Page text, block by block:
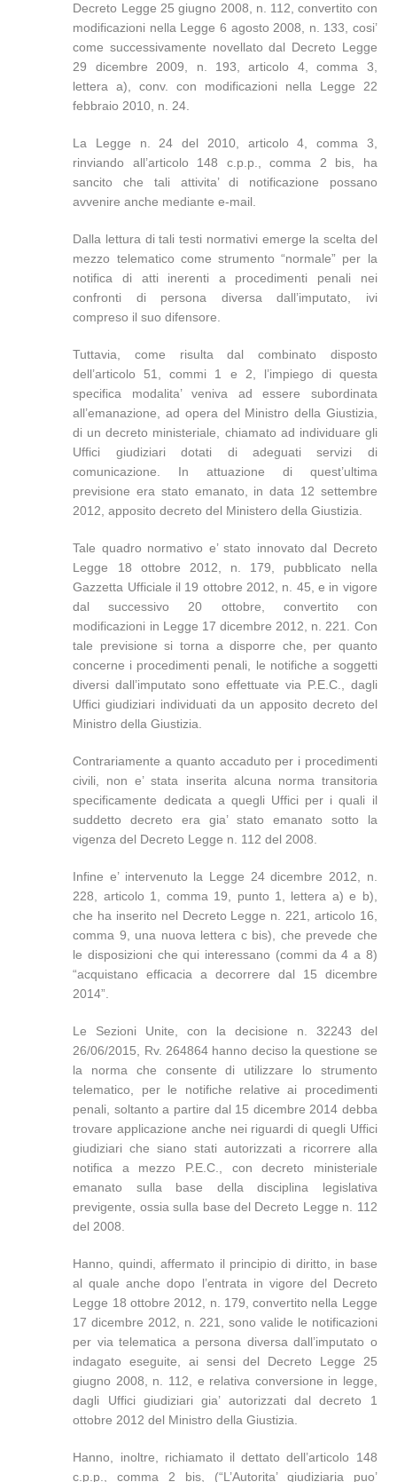
Decreto Legge 25 giugno 2008, n. 112, convertito con
modificazioni nella Legge 6 agosto 2008, n. 133, cosi’
come successivamente novellato dal Decreto Legge
29 dicembre 2009, n. 193, articolo 4, comma 3,
lettera a), conv. con modificazioni nella Legge 22
febbraio 2010, n. 24.
La Legge n. 24 del 2010, articolo 4, comma 3,
rinviando all’articolo 148 c.p.p., comma 2 bis, ha
sancito che tali attivita’ di notificazione possano
avvenire anche mediante e-mail.
Dalla lettura di tali testi normativi emerge la scelta del
mezzo telematico come strumento “normale” per la
notifica di atti inerenti a procedimenti penali nei
confronti di persona diversa dall’imputato, ivi
compreso il suo difensore.
Tuttavia, come risulta dal combinato disposto
dell’articolo 51, commi 1 e 2, l’impiego di questa
specifica modalita’ veniva ad essere subordinata
all’emanazione, ad opera del Ministro della Giustizia,
di un decreto ministeriale, chiamato ad individuare gli
Uffici giudiziari dotati di adeguati servizi di
comunicazione. In attuazione di quest’ultima
previsione era stato emanato, in data 12 settembre
2012, apposito decreto del Ministero della Giustizia.
Tale quadro normativo e’ stato innovato dal Decreto
Legge 18 ottobre 2012, n. 179, pubblicato nella
Gazzetta Ufficiale il 19 ottobre 2012, n. 45, e in vigore
dal successivo 20 ottobre, convertito con
modificazioni in Legge 17 dicembre 2012, n. 221. Con
tale previsione si torna a disporre che, per quanto
concerne i procedimenti penali, le notifiche a soggetti
diversi dall’imputato sono effettuate via P.E.C., dagli
Uffici giudiziari individuati da un apposito decreto del
Ministro della Giustizia.
Contrariamente a quanto accaduto per i procedimenti
civili, non e’ stata inserita alcuna norma transitoria
specificamente dedicata a quegli Uffici per i quali il
suddetto decreto era gia’ stato emanato sotto la
vigenza del Decreto Legge n. 112 del 2008.
Infine e’ intervenuto la Legge 24 dicembre 2012, n.
228, articolo 1, comma 19, punto 1, lettera a) e b),
che ha inserito nel Decreto Legge n. 221, articolo 16,
comma 9, una nuova lettera c bis), che prevede che
le disposizioni che qui interessano (commi da 4 a 8)
“acquistano efficacia a decorrere dal 15 dicembre
2014”.
Le Sezioni Unite, con la decisione n. 32243 del
26/06/2015, Rv. 264864 hanno deciso la questione se
la norma che consente di utilizzare lo strumento
telematico, per le notifiche relative ai procedimenti
penali, soltanto a partire dal 15 dicembre 2014 debba
trovare applicazione anche nei riguardi di quegli Uffici
giudiziari che siano stati autorizzati a ricorrere alla
notifica a mezzo P.E.C., con decreto ministeriale
emanato sulla base della disciplina legislativa
previgente, ossia sulla base del Decreto Legge n. 112
del 2008.
Hanno, quindi, affermato il principio di diritto, in base
al quale anche dopo l’entrata in vigore del Decreto
Legge 18 ottobre 2012, n. 179, convertito nella Legge
17 dicembre 2012, n. 221, sono valide le notificazioni
per via telematica a persona diversa dall’imputato o
indagato eseguite, ai sensi del Decreto Legge 25
giugno 2008, n. 112, e relativa conversione in legge,
dagli Uffici giudiziari gia’ autorizzati dal decreto 1
ottobre 2012 del Ministro della Giustizia.
Hanno, inoltre, richiamato il dettato dell’articolo 148
c.p.p., comma 2 bis, (“L’Autorita’ giudiziaria puo’